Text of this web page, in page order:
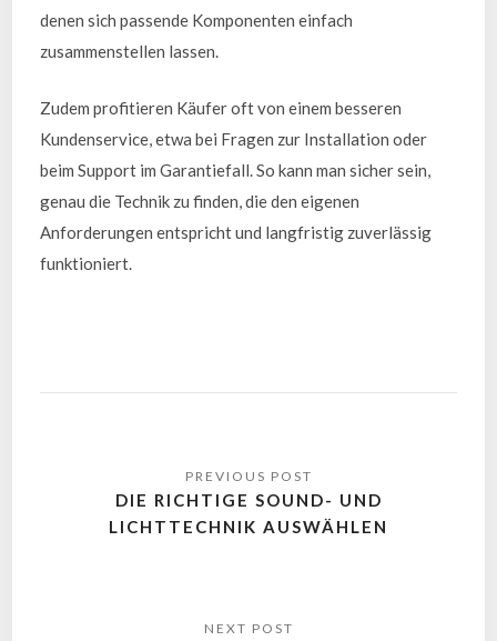
denen sich passende Komponenten einfach
zusammenstellen lassen.
Zudem profitieren Käufer oft von einem besseren
Kundenservice, etwa bei Fragen zur Installation oder
beim Support im Garantiefall. So kann man sicher sein,
genau die Technik zu finden, die den eigenen
Anforderungen entspricht und langfristig zuverlässig
funktioniert.
DIE RICHTIGE SOUND- UND
LICHTTECHNIK AUSWÄHLEN